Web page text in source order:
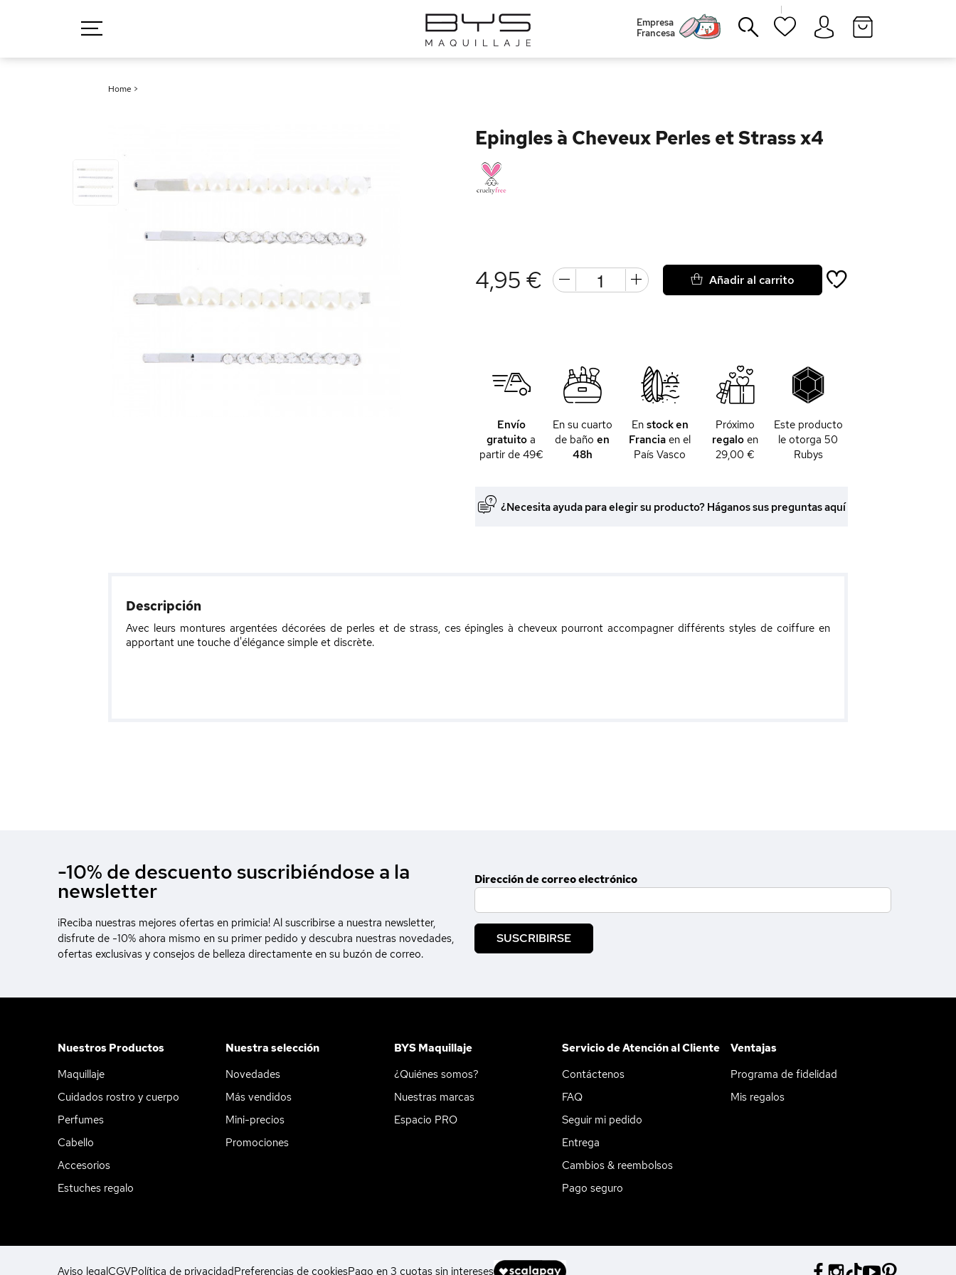
|
Empresa
Francesa
Home >
Epingles à Cheveux Perles et Strass x4
4,95 € Añadir al carrito
Envío
gratuito a
partir de 49€
En su cuarto
de bañoen
48h
En stock en
Francia en el
País Vasco
Próximo
regalo en
29,00 €
Este producto
le otorga50
Rubys
¿Necesita ayuda para elegir su producto? Háganos sus preguntas aquí
Descripción
Avec leurs montures argentées décorées de perles et de strass, ces épingles à cheveux pourront accompagner différents styles de coiffure en
apportant une touche d'élégance simple et discrète.
-10% de descuento suscribiéndose a la
newsletter
¡Reciba nuestras mejores ofertas en primicia! Al suscribirse a nuestra newsletter,
disfrute de -10% ahora mismo en su primer pedido y descubra nuestras novedades,
ofertas exclusivas y consejos de belleza directamente en su buzón de correo.
Dirección de correo electrónico
SUSCRIBIRSE
Nuestros Productos
Maquillaje
Cuidados rostro y cuerpo
Perfumes
Cabello
Accesorios
Estuches regalo
Nuestra selección
Novedades
Más vendidos
Mini-precios
Promociones
BYS Maquillaje
¿Quiénes somos?
Nuestras marcas
Espacio PRO
Servicio de Atención al Cliente
Contáctenos
FAQ
Seguir mi pedido
Entrega
Cambios & reembolsos
Pago seguro
Ventajas
Programa de fidelidad
Mis regalos
Aviso legalCGVPolítica de privacidadPreferencias de cookiesPago en 3 cuotas sin intereses